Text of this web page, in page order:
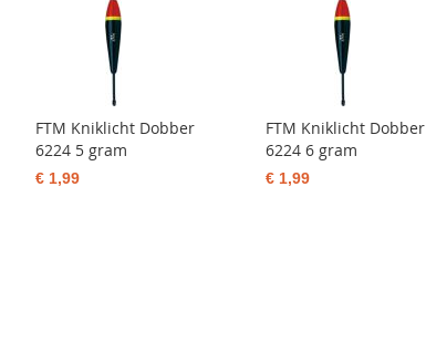
FTM Kniklicht Dobber
6224 5 gram
€ 1,99
FTM Kniklicht Dobber
6224 6 gram
€ 1,99